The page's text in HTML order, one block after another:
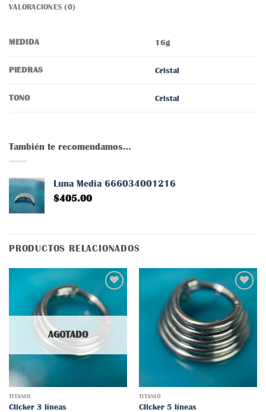
VALORACIONES (0)
MEDIDA 16g
PIEDRAS Cristal
TONO Cristal
También te recomendamos…
Luna Media 666034001216
$405.00
PRODUCTOS RELACIONADOS
AGOTADO
TITANIO
Clicker 3 líneas
Añadir
a la
lista
de
deseos
TITANIO
Clicker 5 líneas